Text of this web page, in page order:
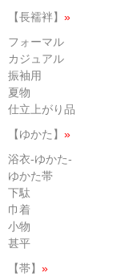
【長襦袢】 »
フォーマル
カジュアル
振袖用
夏物
仕立上がり品
【ゆかた】 »
浴衣-ゆかた-
ゆかた帯
下駄
巾着
小物
甚平
【帯】 »